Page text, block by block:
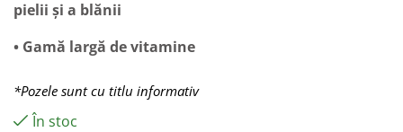
pielii și a blănii
• Gamă largă de vitamine
*Pozele sunt cu titlu informativ
În stoc